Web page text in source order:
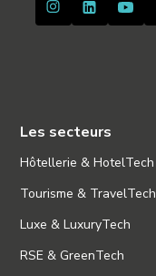
Les secteurs
Hôtellerie & HotelTech
Tourisme & TravelTech
Luxe & LuxuryTech
RSE & GreenTech